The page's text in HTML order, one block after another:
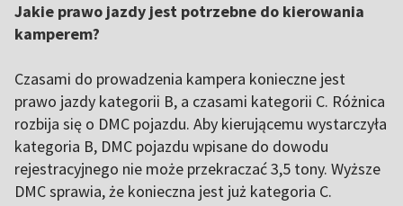
Jakie prawo jazdy jest potrzebne do kierowania
kamperem?
Czasami do prowadzenia kampera konieczne jest
prawo jazdy kategorii B, a czasami kategorii C. Różnica
rozbija się o DMC pojazdu. Aby kierującemu wystarczyła
kategoria B, DMC pojazdu wpisane do dowodu
rejestracyjnego nie może przekraczać 3,5 tony. Wyższe
DMC sprawia, że konieczna jest już kategoria C.